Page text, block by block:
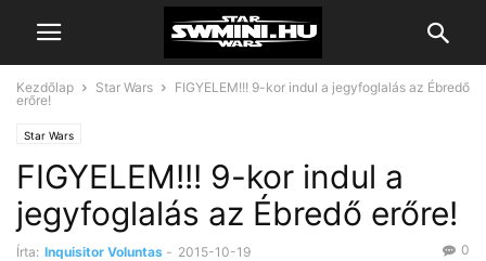
Kezdőlap Star Wars
FIGYELEM!!! 9-kor indul a jegyfoglalás az Ébredő
erőre!
Star Wars
FIGYELEM!!! 9-kor indul a
jegyfoglalás az Ébredő erőre!
Írta: Inquisitor Voluntas - 2015-10-19 0